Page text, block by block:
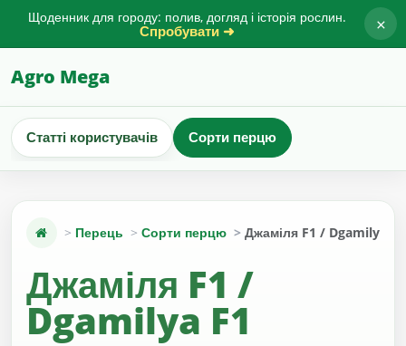
Щоденник для городу: полив, догляд і історія рослин.
Спробувати ➜ ×
Agro Mega
Статті користувачів Сорти перцю
Перець Сорти перцю Джаміля F1 / Dgamilya F1
Джаміля F1 /
Dgamilya F1